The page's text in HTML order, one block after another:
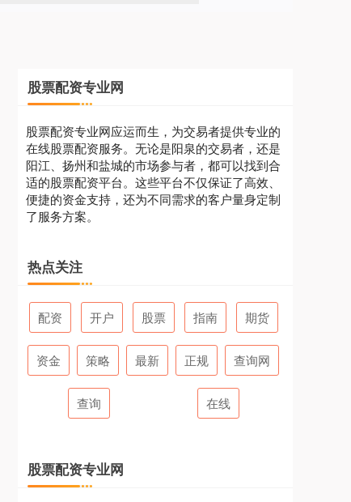
股票配资专业网
股票配资专业网应运而生，为交易者提供专业的
在线股票配资服务。无论是阳泉的交易者，还是
阳江、扬州和盐城的市场参与者，都可以找到合
适的股票配资平台。这些平台不仅保证了高效、
便捷的资金支持，还为不同需求的客户量身定制
了服务方案。
热点关注
配资 开户 股票 指南 期货
资金 策略 最新 正规 查询网
查询 在线
股票配资专业网